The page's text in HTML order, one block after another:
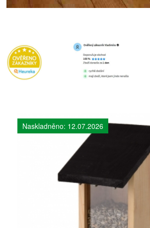
Naskladněno: 12.07.2026